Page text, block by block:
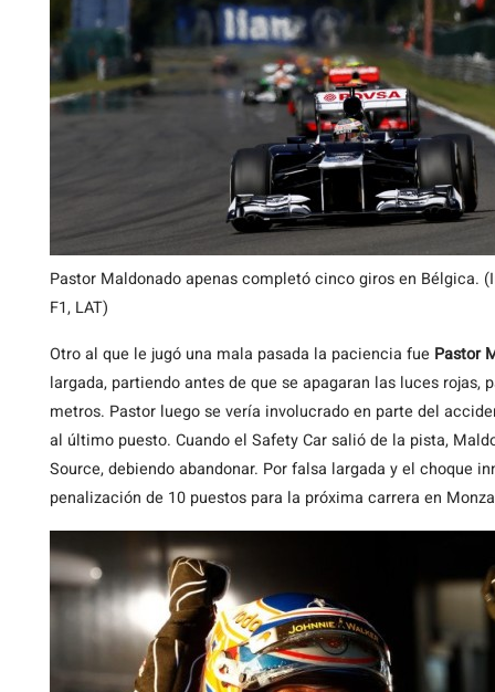
Pastor Maldonado apenas completó cinco giros en Bélgica.
F1, LAT)
Otro al que le jugó una mala pasada la paciencia fue Pastor
largada, partiendo antes de que se apagaran las luces rojas,
metros. Pastor luego se vería involucrado en parte del
al último puesto. Cuando el Safety Car salió de la pista,
Source, debiendo abandonar. Por falsa largada y el choque
penalización de 10 puestos para la próxima carrera en